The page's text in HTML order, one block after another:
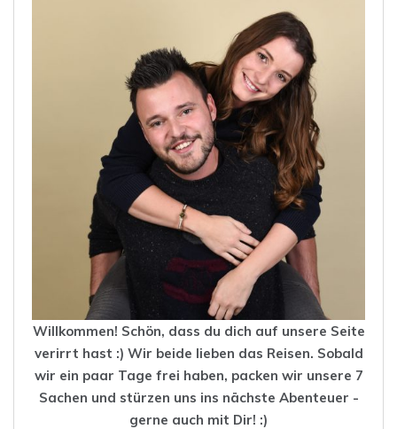
Willkommen! Schön, dass du dich auf unsere Seite
verirrt hast :) Wir beide lieben das Reisen. Sobald
wir ein paar Tage frei haben, packen wir unsere 7
Sachen und stürzen uns ins nächste Abenteuer -
gerne auch mit Dir! :)